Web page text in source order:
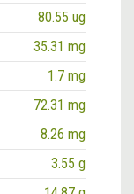
80.55 ug
35.31 mg
1.7 mg
72.31 mg
8.26 mg
3.55 g